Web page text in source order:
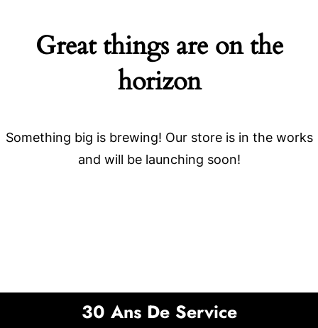
h
Great things are on the
horizon
Something big is brewing! Our store is in the works
and will be launching soon!
30 Ans De Service